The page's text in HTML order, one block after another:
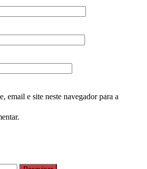
email e site neste navegador para a